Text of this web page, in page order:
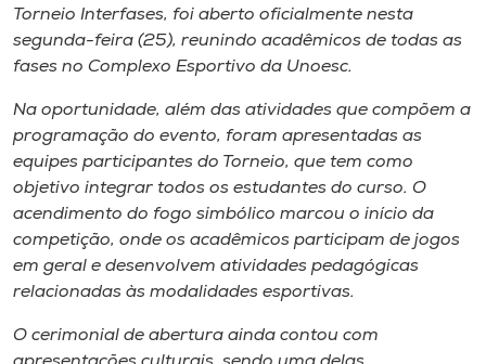
Store
Selecione
o idioma
Torneio Interfases, foi aberto oficialmente nesta
segunda-feira (25), reunindo acadêmicos de todas as
fases no Complexo Esportivo da Unoesc.
Na oportunidade, além das atividades que compõem a
programação do evento, foram apresentadas as
equipes participantes do Torneio, que tem como
objetivo integrar todos os estudantes do curso. O
acendimento do fogo simbólico marcou o início da
competição, onde os acadêmicos participam de jogos
em geral e desenvolvem atividades pedagógicas
relacionadas às modalidades esportivas.
O cerimonial de abertura ainda contou com